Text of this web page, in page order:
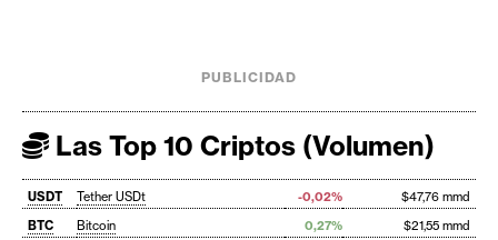
PUBLICIDAD
Las Top 10 Criptos (Volumen)
USDT Tether USDt -0,02%
$47,76 mmd
BTC
Bitcoin 0,27%
$21,55 mmd